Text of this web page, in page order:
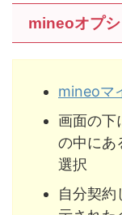
mineoオプ
mineoマ
画面の下
の中にあ
選択
自分契約